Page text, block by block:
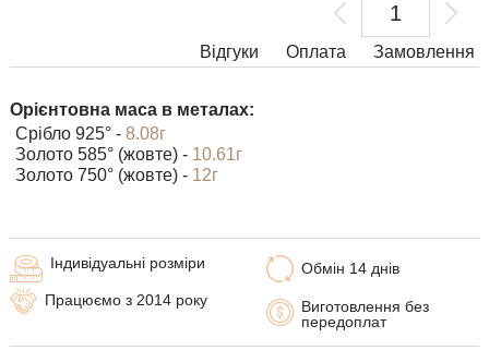
Відгуки Замовлення
Оплата
Орієнтовна маса в металах:
Срібло 925° - 8.08г
Золото 585° (жовте) - 10.61г
Золото 750° (жовте) - 12г
Обмін 14 днів
Виготовлення без
передоплат
Індивідуальні розміри
Працюємо з 2014 року